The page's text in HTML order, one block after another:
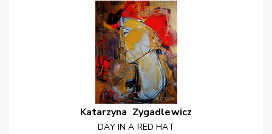
Katarzyna Zygadlewicz
DAY IN A RED HAT